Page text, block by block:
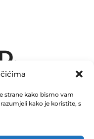
strane kako bismo vam
kako je koristite, s